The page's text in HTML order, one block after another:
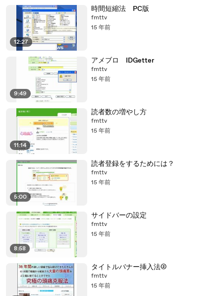
12:27
時間短縮法 PC版
fmttv
15 年前
9:49
アメブロ IDGetter
fmttv
15 年前
11:14
読者数の増やし方
fmttv
15 年前
5:00
読者登録をするためには？
fmttv
15 年前
8:58
サイドバーの設定
fmttv
15 年前
タイトルバナー挿入法②
fmttv
15 年前